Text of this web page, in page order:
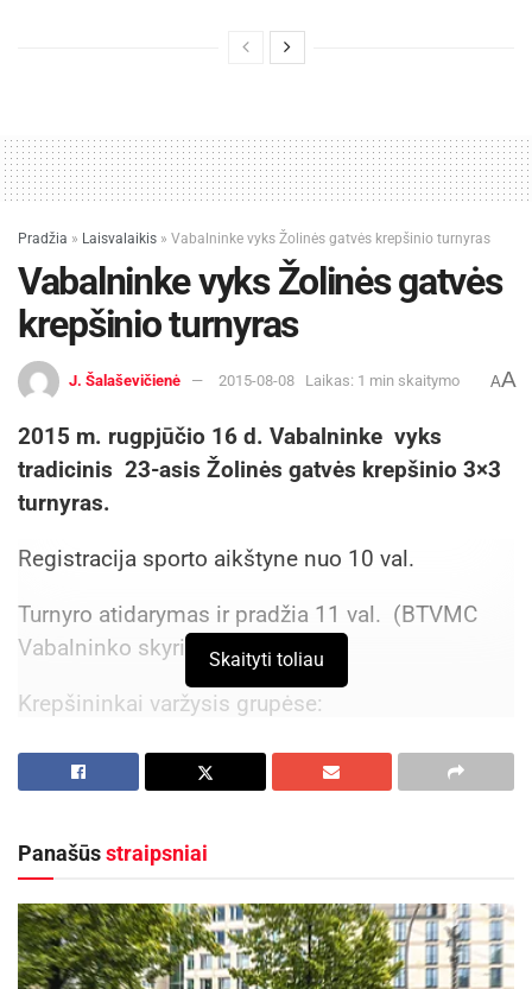
Pradžia » Laisvalaikis » Vabalninke vyks Žolinės gatvės krepšinio turnyras
Vabalninke vyks Žolinės gatvės
krepšinio turnyras
J. Šalaševičienė 2015-08-08 Laikas: 1 min skaitymo AA
2015 m. rugpjūčio 16 d. Vabalninke vyks
tradicinis 23-asis Žolinės gatvės krepšinio 3×3
turnyras.
Registracija sporto aikštyne nuo 10 val.
Turnyro atidarymas ir pradžia 11 val. (BTVMC
Vabalninko skyriaus stadione).
Krepšininkai varžysis grupėse:
1 gr. -10-12 metų vaikai
3 gr. -14-16 metų jaunuoliai
4 gr. -16-18 metų jaunuoliai
Skaityti toliau
Panašūsstraipsniai